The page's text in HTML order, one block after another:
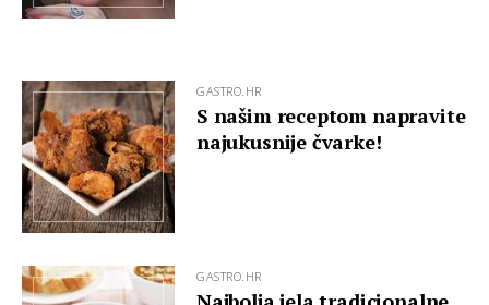
GASTRO.HR
S našim receptom napravite
najukusnije čvarke!
GASTRO.HR